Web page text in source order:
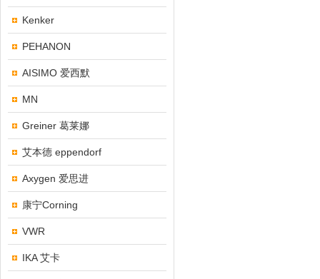
Kenker
PEHANON
AISIMO 爱西默
MN
Greiner 葛莱娜
艾本德 eppendorf
Axygen 爱思进
康宁Corning
VWR
IKA 艾卡